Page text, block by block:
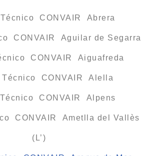
CONVAIR Abrera
CONVAIR Aguilar de Segarra
CONVAIR Aiguafreda
Técnico CONVAIR Alella
CONVAIR Alpens
CONVAIR Ametlla del Vallès
(L’)